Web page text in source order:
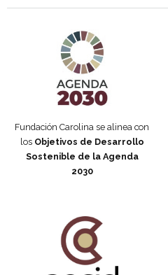
Fundación Carolina se alinea con
los Objetivos de Desarrollo
Sostenible de la Agenda
2030